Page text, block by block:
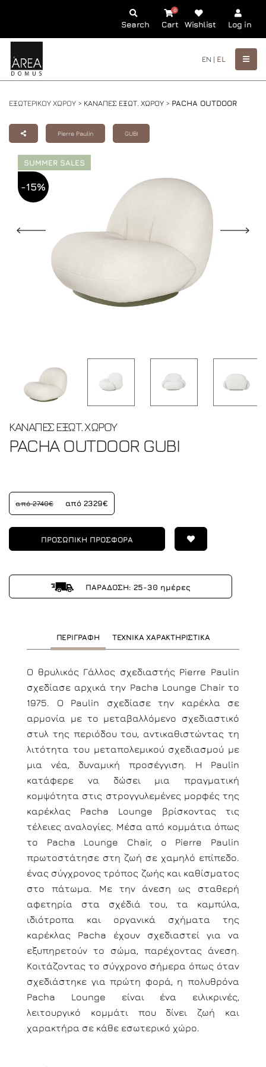
Search Cart
0
Wishlist Log in
EN | EL
ΕΞΩΤΕΡΙΚΟΥ ΧΩΡΟΥ > ΚΑΝΑΠΕΣ ΕΞΩΤ. ΧΩΡΟΥ > PACHA OUTDOOR
Pierre Paulin GUBI
SUMMER SALES
-15%
ΚΑΝΑΠΕΣ ΕΞΩΤ. ΧΩΡΟΥ
PACHA OUTDOOR GUBI
από 2740€ από 2329€
ΠΡΟΣΩΠΙΚΗ ΠΡΟΣΦΟΡΑ
ΠΑΡΑΔΟΣΗ: 25-30 ημέρες
ΠΕΡΙΓΡΑΦΗ ΤΕΧΝΙΚΑ ΧΑΡΑΚΤΗΡΙΣΤΙΚΑ
Ο θρυλικός Γάλλος σχεδιαστής Pierre Paulin
σχεδίασε αρχικά την Pacha Lounge Chair το
1975. Ο Paulin σχεδίασε την καρέκλα σε
αρμονία με το μεταβαλλόμενο σχεδιαστικό
στυλ της περιόδου του, αντικαθιστώντας τη
λιτότητα του μεταπολεμικού σχεδιασμού με
μια νέα, δυναμική προσέγγιση. Η Paulin
κατάφερε να δώσει μια πραγματική
κομψότητα στις στρογγυλεμένες μορφές της
καρέκλας Pacha Lounge βρίσκοντας τις
τέλειες αναλογίες. Μέσα από κομμάτια όπως
το Pacha Lounge Chair, ο Pierre Paulin
πρωτοστάτησε στη ζωή σε χαμηλό επίπεδο.
ένας σύγχρονος τρόπος ζωής και καθίσματος
στο πάτωμα. Με την άνεση ως σταθερή
αφετηρία στα σχέδιά του, τα καμπύλα,
ιδιότροπα και οργανικά σχήματα της
καρέκλας Pacha έχουν σχεδιαστεί για να
εξυπηρετούν το σώμα, παρέχοντας άνεση.
Κοιτάζοντας το σύγχρονο σήμερα όπως όταν
σχεδιάστηκε για πρώτη φορά, η πολυθρόνα
Pacha Lounge είναι ένα ειλικρινές,
λειτουργικό κομμάτι που δίνει ζωή και
χαρακτήρα σε κάθε εσωτερικό χώρο.